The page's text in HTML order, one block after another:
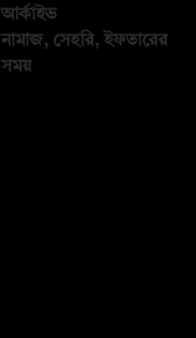
আর্কাইভ
নামাজ, সেহরি, ইফতারের
সময়